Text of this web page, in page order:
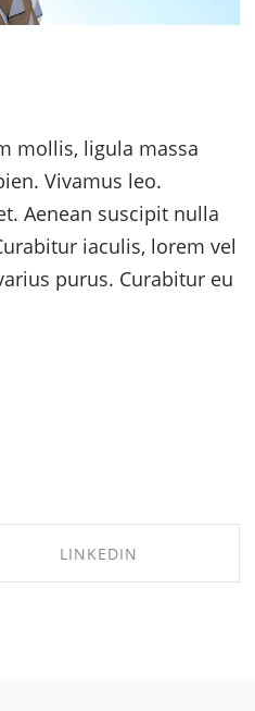
mollis, ligula massa
Vivamus leo.
Aenean suscipit nulla
iaculis, lorem vel
purus. Curabitur eu
LINKEDIN